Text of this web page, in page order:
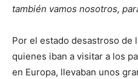
también vamos nosotros,
Por el estado desastroso de
quienes iban a visitar a los
en Europa, llevaban unos